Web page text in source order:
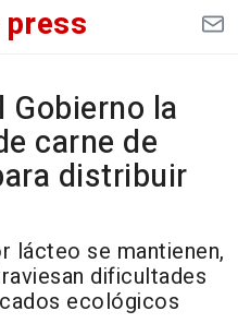
press
Gobierno la
carne de
distribuir
lácteo se mantienen,
dificultades
ecológicos